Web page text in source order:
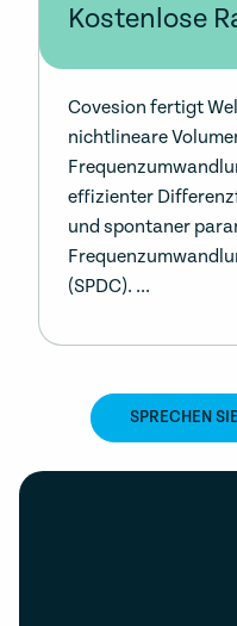
Kostenlose
Covesion fertigt
nichtlineare
effizienter
und spontaner
(SPDC). ...
SPRECHEN